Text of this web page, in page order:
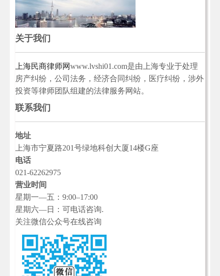
关于我们
上海民商律师网www.lvshi01.com是由上海专业于处理
房产纠纷，公司法务，经济合同纠纷，医疗纠纷，涉外
投资等律师团队组建的法律服务网站。
联系我们
地址
上海市宁夏路201号绿地科创大厦14楼G座
电话
021-62262975
营业时间
星期一—五：9:00–17:00
星期六—日：可电话咨询.
关注微信公众号在线咨询